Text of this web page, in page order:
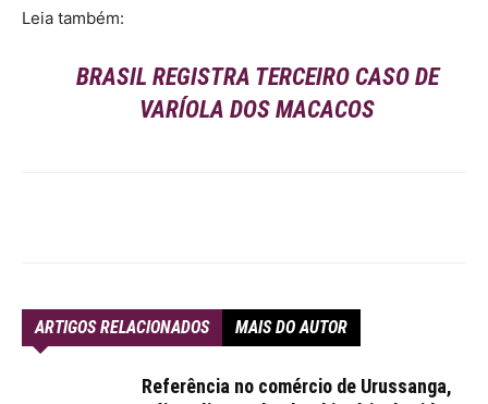
Leia também:
BRASIL REGISTRA TERCEIRO CASO DE
VARÍOLA DOS MACACOS
ARTIGOS RELACIONADOS MAIS DO AUTOR
Referência no comércio de Urussanga,